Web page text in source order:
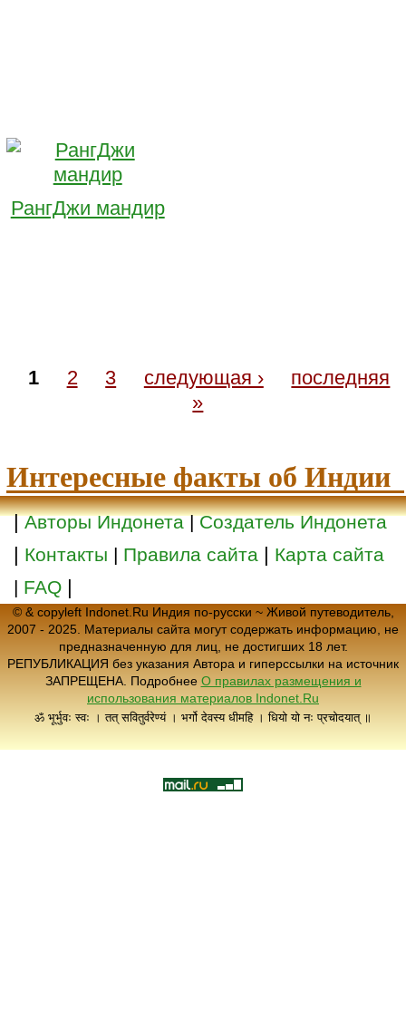
РангДжи мандир
1 2 3 следующая ›
последняя
»
Интересные факты об Индии
|Авторы Индонета|Создатель Индонета
| Контакты | Правила сайта | Карта сайта
| FAQ |
© & copyleft Indonet.Ru Индия по-русски ~ Живой путеводитель,
2007 - 2025. Материалы сайта могут содержать информацию, не
предназначенную для лиц, не достигших 18 лет.
РЕПУБЛИКАЦИЯ без указания Автора и гиперссылки на источник
ЗАПРЕЩЕНА. Подробнее О правилах размещения и
использования материалов Indonet.Ru
ॐ भूर्भुवः स्वः । तत् सवितुर्वरेण्यं । भर्गो देवस्य धीमहि । धियो यो नः प्रचोदयात् ॥